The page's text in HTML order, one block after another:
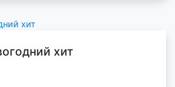
хит